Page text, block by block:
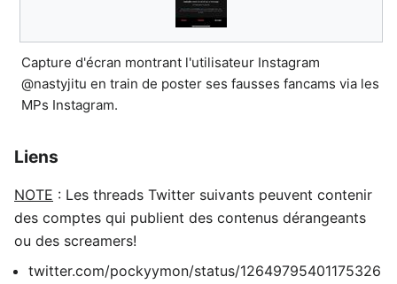
Capture d'écran montrant l'utilisateur Instagram
@nastyjitu en train de poster ses fausses fancams via les
MPs Instagram.
Liens
NOTE : Les threads Twitter suivants peuvent contenir
des comptes qui publient des contenus dérangeants
ou des screamers!
twitter.com/pockyymon/status/12649795401175326